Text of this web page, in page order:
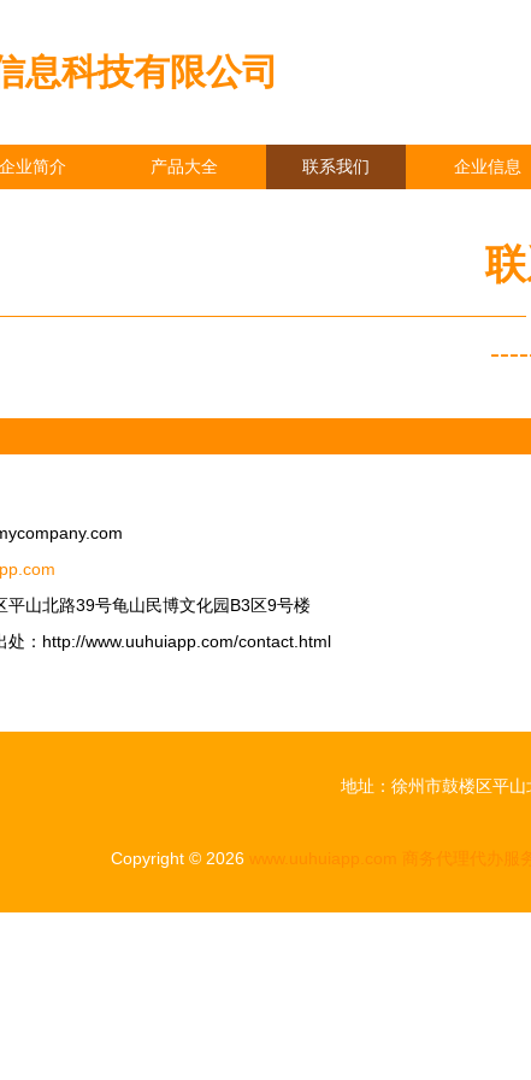
息科技有限公司
企业简介 产品大全 联系我们 企业信息
平山北路39号龟山民博文化园B3区9号楼
处：http://www.uuhuiapp.com/contact.html
地址：徐州市鼓楼区平
Copyright © 2026 www.uuhuiapp.com 商务代理代办服